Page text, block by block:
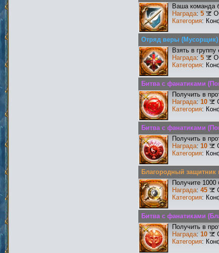
Ваша команда
Награда: 5
Категория:
Отряд веры (Мусорщик)
Взять в
Награда: 5
Категория:
Битва с фанатиками
Получить в
Награда: 10
Категория:
Битва с фанатиками
Получить в
Награда: 10
Категория:
Благородный защитник
Получите 1000
Награда: 45
Категория:
Битва с фанатиками
Получить в
Награда: 10
Категория: